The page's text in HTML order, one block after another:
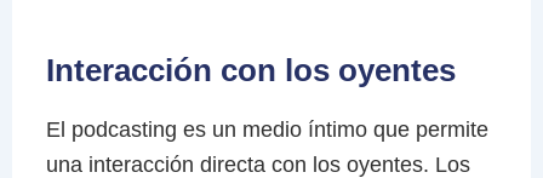
Interacción con los oyentes
El podcasting es un medio íntimo que permite
una interacción directa con los oyentes. Los